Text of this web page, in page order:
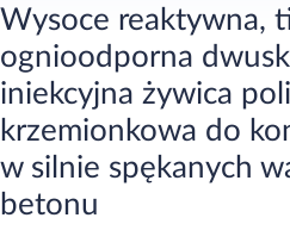
Wysoce reaktywna,
ognioodporna
iniekcyjna żywica
krzemionkowa do
w silnie spękanych
betonu